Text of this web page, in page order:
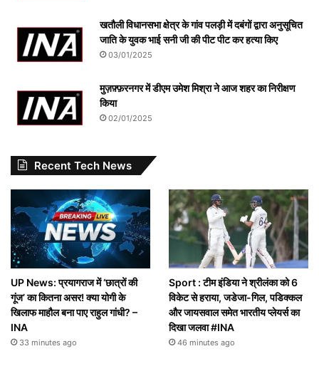
खतौली विधानसभा क्षेत्र के गांव पलड़ी में दबंगों द्वारा अनुसूचित
जाति के युवक भाई सनी जी की पीट पीट कर हत्या किए
03/01/2025
मुज़फ़्फ़रनगर में डीएम उमेश मिश्रा ने आज शहर का निरीक्षण
किया
02/01/2025
Recent Tech News
UP News: प्रयागराज में ‘छात्रों की
गूंज’ का कितना असर! क्या योगी के
खिलाफ माहौल बना पाए राहुल गांधी? –
INA
33 minutes ago
Sport : टीम इंडिया ने श्रीलंका को 6
विकेट से हराया, जडेजा-गिल, पडिक्कल
और जायसवाल समेत भारतीय प्लेयर्स का
दिखा जलवा #INA
46 minutes ago